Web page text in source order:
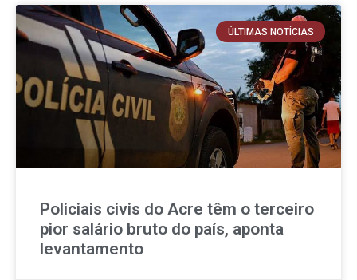
ÚLTIMAS NOTÍCIAS
Policiais civis do Acre têm o terceiro
pior salário bruto do país, aponta
levantamento